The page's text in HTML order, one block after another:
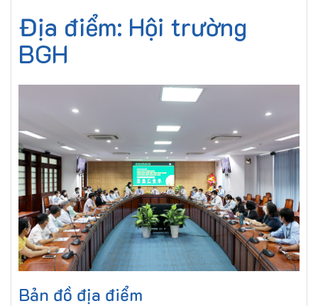
Địa điểm: Hội trường
BGH
Bản đồ địa điểm